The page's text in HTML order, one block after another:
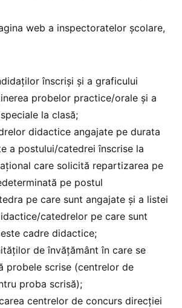
web a inspectoratelor şcolare,
înscriși și a graficului
probelor practice/orale și a
la clasă;
didactice angajate pe durata
a postului/catedrei înscrise la
care solicită repartizarea pe
pe postul
pe care sunt angajate şi a listei
catedrelor pe care sunt
cadre didactice;
de învăţământ în care se
probele scrise (centrelor de
proba scrisă);
centrelor de concurs direcţiei